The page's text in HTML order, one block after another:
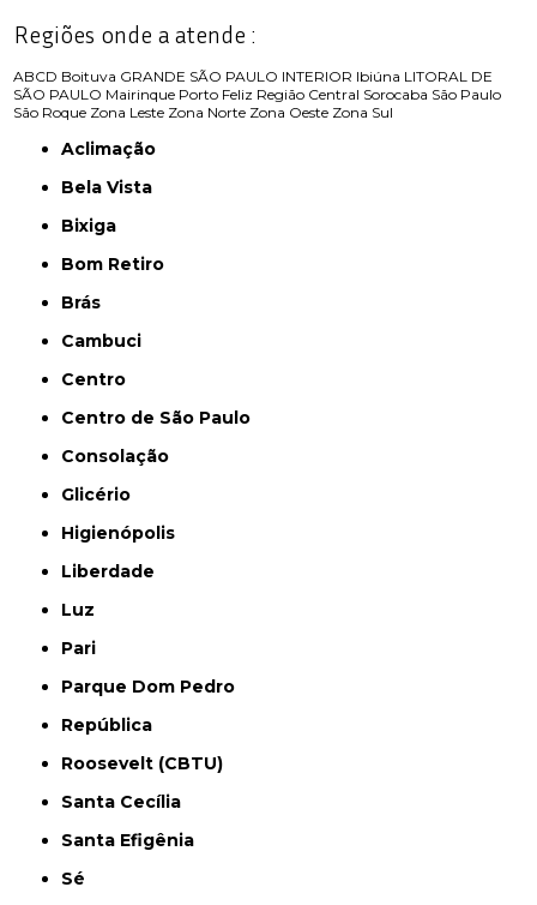
Regiões onde a atende :
ABCD Boituva GRANDE SÃO PAULO INTERIOR Ibiúna LITORAL DE
SÃO PAULO Mairinque Porto Feliz Região Central Sorocaba São Paulo
São Roque Zona Leste Zona Norte Zona Oeste Zona Sul
Aclimação
Bela Vista
Bixiga
Bom Retiro
Brás
Cambuci
Centro
Centro de São Paulo
Consolação
Glicério
Higienópolis
Liberdade
Luz
Pari
Parque Dom Pedro
República
Roosevelt (CBTU)
Santa Cecília
Santa Efigênia
Sé